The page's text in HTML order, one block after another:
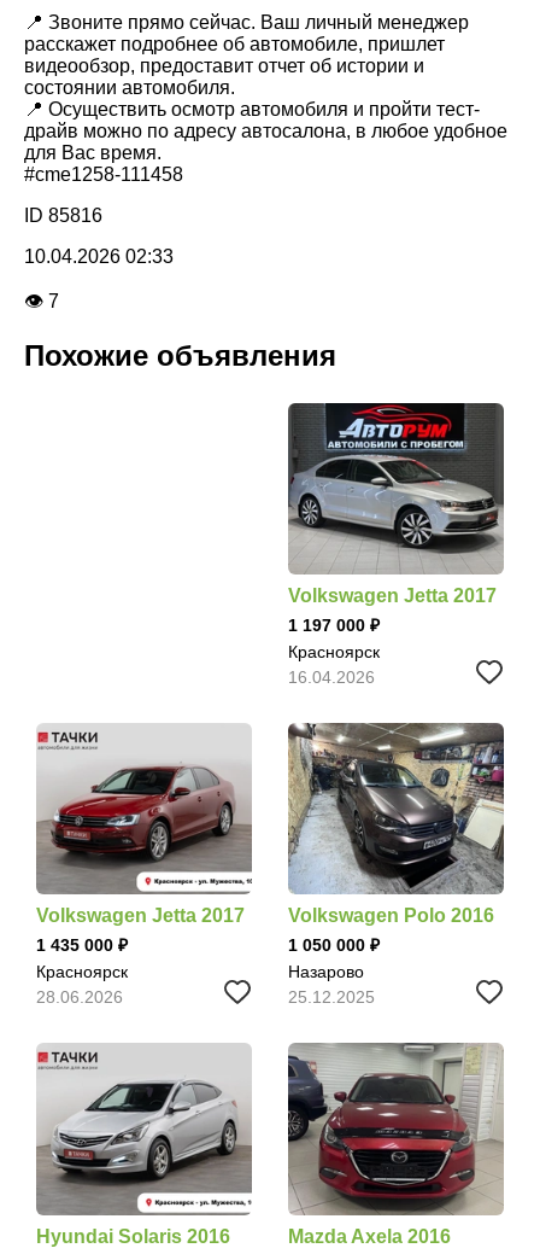
📍 Звоните прямо сейчас. Ваш личный менеджер
расскажет подробнее об автомобиле, пришлет
видеообзор, предоставит отчет об истории и
состоянии автомобиля.
📍 Осуществить осмотр автомобиля и пройти тест-
драйв можно по адресу автосалона, в любое удобное
для Вас время.
#cme1258-111458
ID 85816
10.04.2026 02:33
👁 7
Похожие объявления
Volkswagen Jetta 2017
1 197 000
Красноярск
16.04.2026
Volkswagen Jetta 2017
1 435 000
Красноярск
28.06.2026
Volkswagen Polo 2016
1 050 000
Назарово
25.12.2025
Hyundai Solaris 2016 Mazda Axela 2016